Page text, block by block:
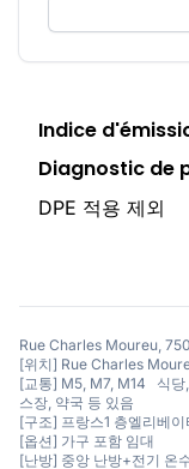
Indice
Diagnostic de
DPE 적용 제외
Rue Charles Moureu,
[위치] Rue Charles
[교통] M5, M7, M14 식당,
스장, 약국 등 있음
[구조] 프랑스1 층엘리베이
[옵션] 가구 포함 임대
[난방] 중앙 난방+전기 온